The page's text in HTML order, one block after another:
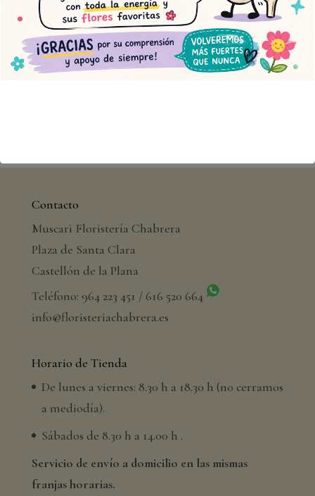
Sombrerera con flor
variada
95,00€
Ramo de tulipanes
36,00€
Contacto
Muscari Floristería Chabrera
Plaza de Santa Clara
Castellón de la Plana
Teléfono: 964 223 451 / 616 520 664
info@floristeriachabrera.es
Horario de Tienda
De lunes a viernes: 8.30 h a 18.30 h (no cerramos
a mediodía).
Sábados de 8.30 h a 14.00 h .
Servicio de envío a domicilio en las mismas
franjas horarias.